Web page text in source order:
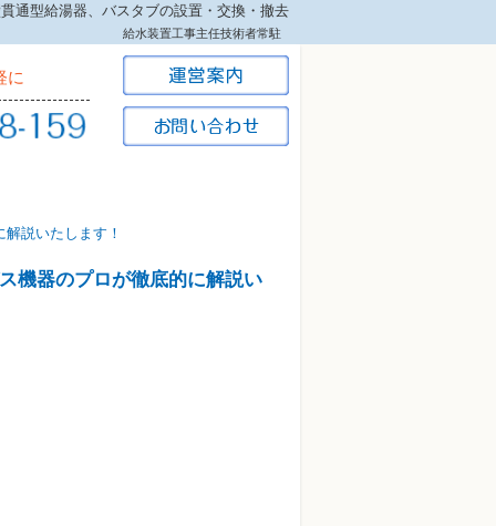
通型給湯器、バスタブの設置・交換・撤去
給水装置工事主任技術者常駐
に
説いたします！
機器のプロが徹底的に解説い